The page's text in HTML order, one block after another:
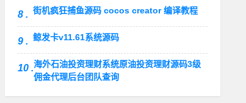
8 . 街机疯狂捕鱼源码 cocos creator 编译教程
9 . 鲸发卡v11.61系统源码
10 .海外石油投资理财系统原油投资理财源码3级
佣金代理后台团队查询